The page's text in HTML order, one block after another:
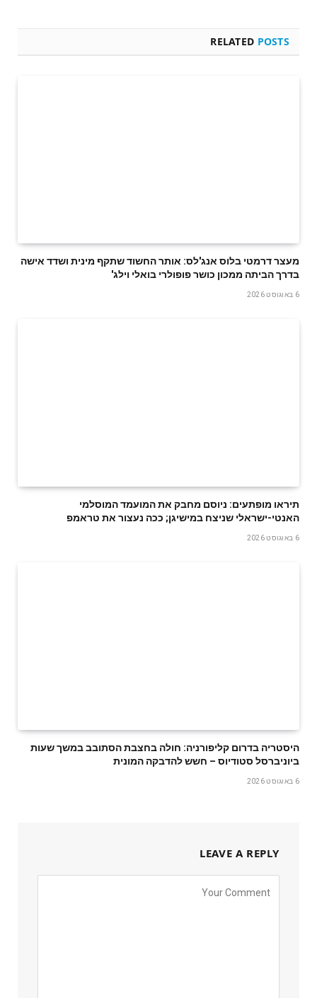
RELATED POSTS
מעצר דרמטי בלוס אנג'לס: אותר החשוד שתקף מינית ושדד אישה
בדרך הביתה ממכון כושר פופולרי בואלי וילג'
6 באוגוסט 2026
תיראו מופתעים: ניוסם מחבק את המועמד המוסלמי
האנטי-ישראלי שניצח במישיגן; ככה נעצור את טראמפ
6 באוגוסט 2026
היסטריה בדרום קליפורניה: חולה בחצבת הסתובב במשך שעות
ביוניברסל סטודיוס – חשש להדבקה המונית
6 באוגוסט 2026
LEAVE A REPLY